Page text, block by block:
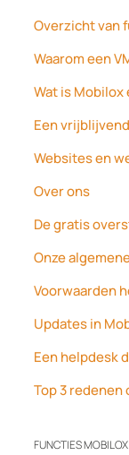
Overzicht van
Waarom een
Wat is Mobilox
Een
Websites en
Over ons
De gratis
Onze
Voorwaarden
Updates in
Een helpdesk
Top 3 redenen
FUNCTIES MOBILOX